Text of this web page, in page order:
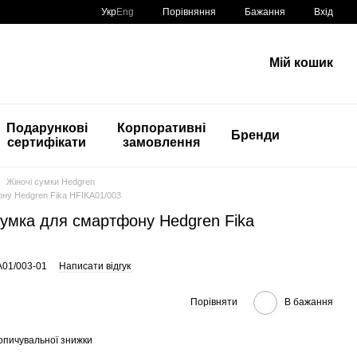
УкрEng Порівняння Бажання Вхід
Мій кошик
Подарункові
сертифікати
Корпоративні
замовлення
Бренди
Жіночі сумки Hedgren
Hedgren Fika HFIKA01/003
для смартфону Hedgren Fika
003-01 Написати відгук
Порівняти В бажання
знижки